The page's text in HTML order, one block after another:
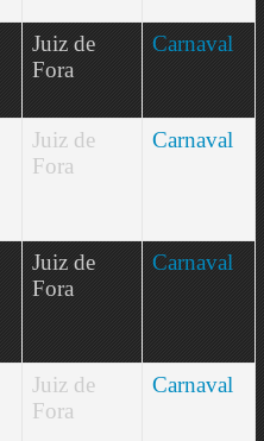
Juiz de
Fora
Carnaval
Juiz de
Fora
Carnaval
Juiz de
Fora
Carnaval
Juiz de
Fora
Carnaval